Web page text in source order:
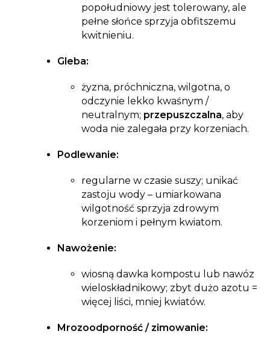
popołudniowy jest tolerowany, ale
pełne słońce sprzyja obfitszemu
kwitnieniu.
Gleba:
żyzna, próchniczna, wilgotna, o
odczynie lekko kwaśnym /
neutralnym; przepuszczalna, aby
woda nie zalegała przy korzeniach.
Podlewanie:
regularne w czasie suszy; unikać
zastoju wody – umiarkowana
wilgotność sprzyja zdrowym
korzeniom i pełnym kwiatom.
Nawożenie:
wiosną dawka kompostu lub nawóz
wieloskładnikowy; zbyt dużo azotu =
więcej liści, mniej kwiatów.
Mrozoodporność / zimowanie: